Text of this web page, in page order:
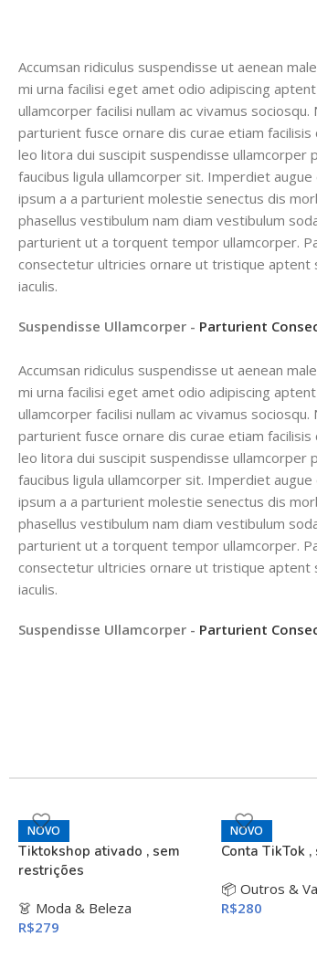
Accumsan ridiculus suspendisse ut aenean
mi urna facilisi eget amet odio adipiscing
ullamcorper facilisi nullam ac vivamus sociosqu.
parturient fusce ornare dis curae etiam facilisis
leo litora dui suscipit suspendisse ullamcorper
faucibus ligula ullamcorper sit. Imperdiet
ipsum a a parturient molestie senectus dis
phasellus vestibulum nam diam vestibulum
parturient ut a torquent tempor ullamcorper.
consectetur ultricies ornare ut tristique aptent
iaculis.
Suspendisse Ullamcorper - Parturient
Accumsan ridiculus suspendisse ut aenean
mi urna facilisi eget amet odio adipiscing
ullamcorper facilisi nullam ac vivamus sociosqu.
parturient fusce ornare dis curae etiam facilisis
leo litora dui suscipit suspendisse ullamcorper
faucibus ligula ullamcorper sit. Imperdiet
ipsum a a parturient molestie senectus dis
phasellus vestibulum nam diam vestibulum
parturient ut a torquent tempor ullamcorper.
consectetur ultricies ornare ut tristique aptent
iaculis.
Suspendisse Ullamcorper - Parturient
NOVO
Tiktokshop ativado , sem
restrições
👗 Moda & Beleza
R$279
NOVO
Conta TikTok
📦 Outros &
R$280